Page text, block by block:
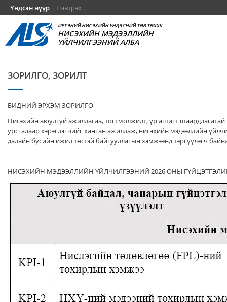
Үндсэн нүүр | Нэвтрэх
ИРГЭНИЙ НИСЭХИЙН ҮНДЭСНИЙ ТӨВ ТӨХХК
НИСЭХИЙН МЭДЭЭЛЛИЙН
ҮЙЛЧИЛГЭЭНИЙ АЛБА
ЗОРИЛГО, ЗОРИЛТ
БИДНИЙ ЭРХЭМ ЗОРИЛГО
Нисэхийн аюулгүй ажиллагаа, тогтмолжилт, үр ашигт шаардлагатай
урсгалаар хэрэглэгчийг ханган ажиллаж, нисэхийн мэдээллийн
далайн бүсийн ижил төстэй байгууллагын хэмжээнд тэргүүлэгч
НИСЭХИЙН МЭДЭЭЛЛИЙН ҮЙЛЧИЛГЭЭНИЙ 2026 ОНЫ